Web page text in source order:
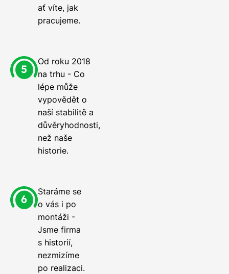
ať víte, jak
pracujeme.
Od roku 2018
na trhu - Co
lépe může
vypovědět o
naší stabilitě a
důvěryhodnosti,
než naše
historie.
Staráme se
o vás i po
montáži -
Jsme firma
s historií,
nezmizíme
po realizaci.